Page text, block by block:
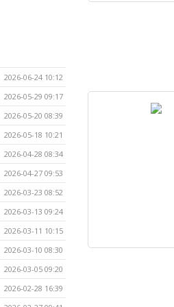
2026-06-24 10:12
2026-05-29 09:17
2026-05-20 08:39
2026-05-18 10:21
2026-04-28 08:34
2026-04-27 09:53
2026-03-23 08:52
2026-03-13 09:24
2026-03-11 10:15
2026-03-10 08:30
2026-03-05 09:20
2026-02-28 16:39